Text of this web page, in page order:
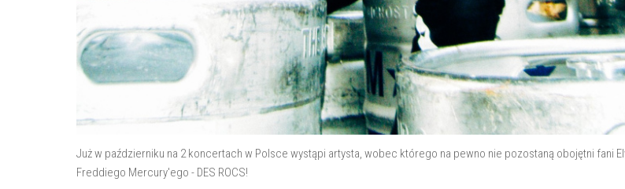
Już w październiku na 2 koncertach w Polsce wystąpi artysta, wobec którego na pewno nie pozostaną obojętni fani
Freddiego Mercury'ego - DES ROCS!